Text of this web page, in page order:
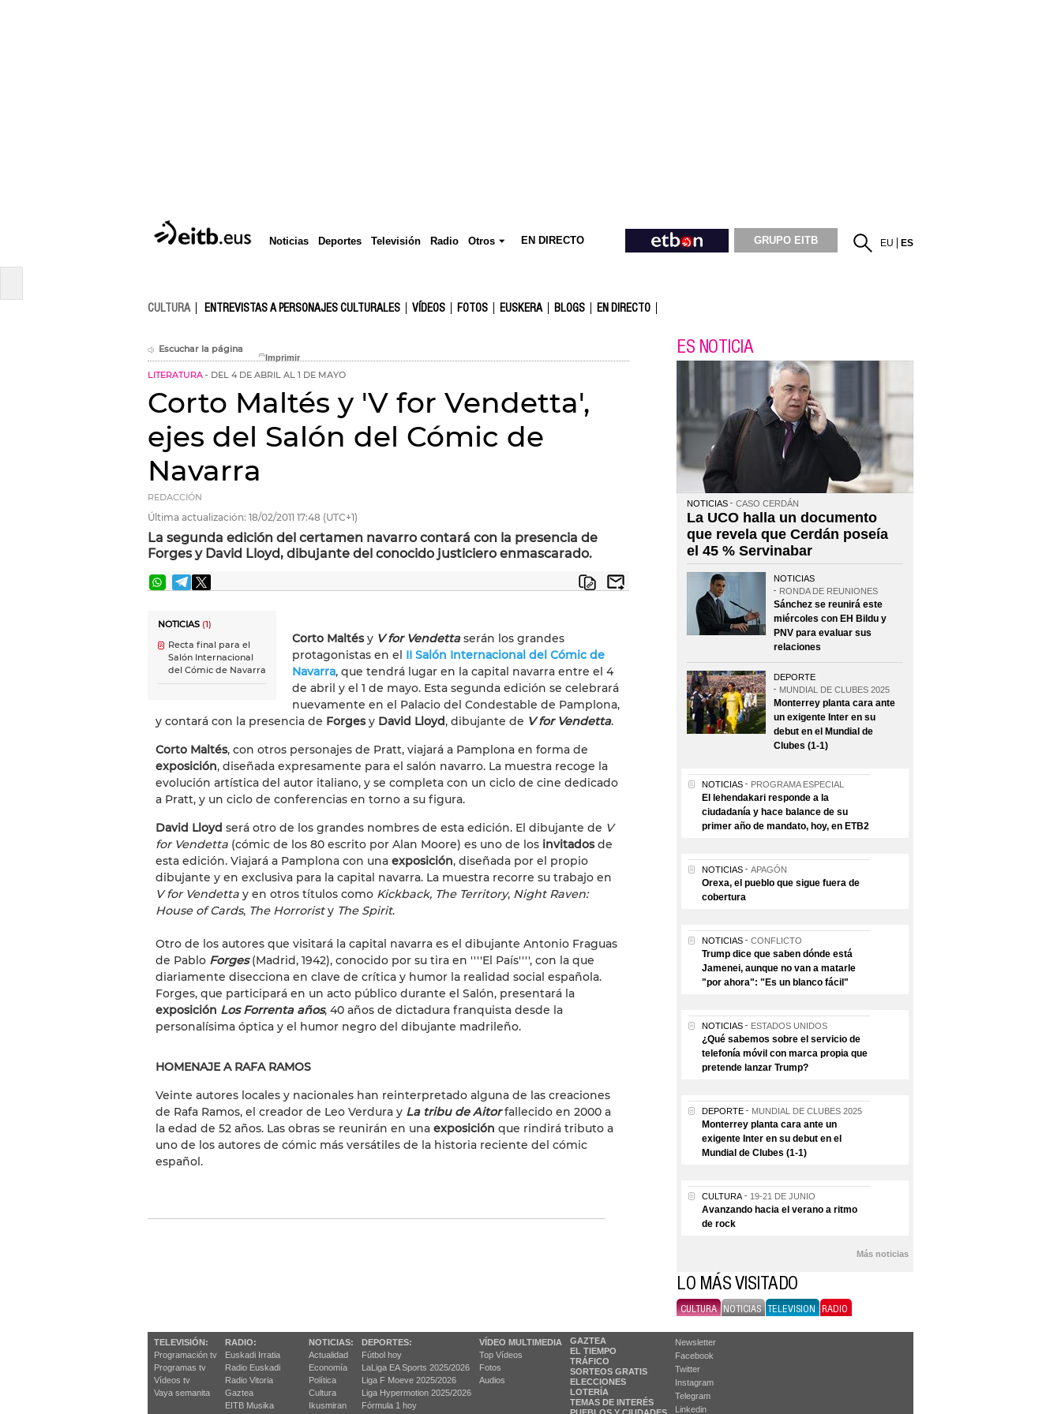
Noticias Deportes Televisión Radio Otros EN DIRECTO GRUPO EITB EU ES
CULTURA ENTREVISTAS A PERSONAJES CULTURALES VÍDEOS FOTOS EUSKERA BLOGS EN DIRECTO
Escuchar la página
LITERATURA DEL 4 DE ABRIL AL 1 DE MAYO
Corto Maltés y 'V for Vendetta',
ejes del Salón del Cómic de
Navarra
REDACCIÓN
Última actualización: 18/02/2011 17:48 (UTC+1)
La segunda edición del certamen navarro contará con la presencia de
Forges y David Lloyd, dibujante del conocido justiciero enmascarado.
NOTICIAS (1)
Recta final para el
Salón Internacional
del Cómic de Navarra
Corto Maltésy V for Vendettaserán los grandes
protagonistas en el II Salón Internacional del Cómic de
Navarra, que tendrá lugar en la capital navarra entre el 4
de abril y el 1 de mayo. Esta segunda edición se celebrará
nuevamente en el Palacio del Condestable de Pamplona,
y contará con la presencia de Forgesy David Lloyd, dibujante de V for Vendetta.
Corto Maltés, con otros personajes de Pratt, viajará a Pamplona en forma de
exposición, diseñada expresamente para el salón navarro. La muestra recoge la
evolución artística del autor italiano, y se completa con un ciclo de cine dedicado
a Pratt, y un ciclo de conferencias en torno a su figura.
David Lloyd será otro de los grandes nombres de esta edición. El dibujante de V
for Vendetta (cómic de los 80 escrito por Alan Moore) es uno de los invitadosde
esta edición. Viajará a Pamplona con una exposición, diseñada por el propio
dibujante y en exclusiva para la capital navarra. La muestra recorre su trabajo en
V for Vendetta y en otros títulos como Kickback, The Territory, Night Raven:
House of Cards, The Horroristy The Spirit.
Otro de los autores que visitará la capital navarra es el dibujante Antonio Fraguas
de Pablo Forges(Madrid, 1942), conocido por su tira en ''''El País'''', con la que
diariamente disecciona en clave de crítica y humor la realidad social española.
Forges, que participará en un acto público durante el Salón, presentará la
exposición Los Forrenta años, 40 años de dictadura franquista desde la
personalísima óptica y el humor negro del dibujante madrileño.
HOMENAJE A RAFA RAMOS
Veinte autores locales y nacionales han reinterpretado alguna de las creaciones
de Rafa Ramos, el creador de Leo Verdura y La tribu de Aitorfallecido en 2000 a
la edad de 52 años. Las obras se reunirán en una exposición que rindirá tributo a
uno de los autores de cómic más versátiles de la historia reciente del cómic
español.
ES NOTICIA
NOTICIAS CASO CERDÁN
La UCO halla un documento
que revela que Cerdán poseía
el 45 % Servinabar
NOTICIAS
RONDA DE REUNIONES
Sánchez se reunirá este
miércoles con EH Bildu y
PNV para evaluar sus
relaciones
DEPORTE
MUNDIAL DE CLUBES 2025
Monterrey planta cara ante
un exigente Inter en su
debut en el Mundial de
Clubes (1-1)
NOTICIAS PROGRAMA ESPECIAL
El lehendakari responde a la
ciudadanía y hace balance de su
primer año de mandato, hoy, en ETB2
NOTICIAS APAGÓN
Orexa, el pueblo que sigue fuera de
cobertura
NOTICIAS CONFLICTO
Trump dice que saben dónde está
Jamenei, aunque no van a matarle
"por ahora": "Es un blanco fácil"
NOTICIAS ESTADOS UNIDOS
¿Qué sabemos sobre el servicio de
telefonía móvil con marca propia que
pretende lanzar Trump?
DEPORTE MUNDIAL DE CLUBES 2025
Monterrey planta cara ante un
exigente Inter en su debut en el
Mundial de Clubes (1-1)
CULTURA 19-21 DE JUNIO
Avanzando hacia el verano a ritmo
de rock
Más noticias
LO MÁS VISITADO
CULTURA NOTICIAS TELEVISION RADIO
TELEVISIÓN:
Programación tv
Programas tv
Vídeos tv
Vaya semanita
RADIO:
Euskadi Irratia
Radio Euskadi
Radio Vitoria
Gaztea
EITB Musika
NOTICIAS:
Actualidad
Economía
Política
Cultura
Ikusmiran
DEPORTES:
Fútbol hoy
LaLiga EA Sports 2025/2026
Liga F Moeve 2025/2026
Liga Hypermotion 2025/2026
Fórmula 1 hoy
VÍDEO MULTIMEDIA
Top Vídeos
Fotos
Audios
GAZTEA
EL TIEMPO
TRÁFICO
SORTEOS GRATIS
ELECCIONES
LOTERÍA
TEMAS DE INTERÉS
Newsletter
Facebook
Twitter
Instagram
Telegram
Linkedin